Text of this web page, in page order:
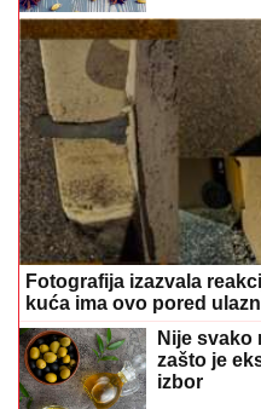
Fotografija izazvala
kuća ima ovo pored
Nije svako
zašto je
izbor